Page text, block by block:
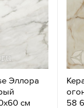
Эллора
см
58